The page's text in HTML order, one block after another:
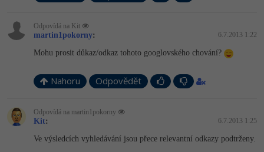
Odpovídá na Kit
martin1pokorny: 6.7.2013 1:22
Mohu prosit důkaz/odkaz tohoto googlovského chování?
Nahoru Odpovědět
Odpovídá na martin1pokorny
Kit: 6.7.2013 1:25
Ve výsledcích vyhledávání jsou přece relevantní odkazy podtrženy.